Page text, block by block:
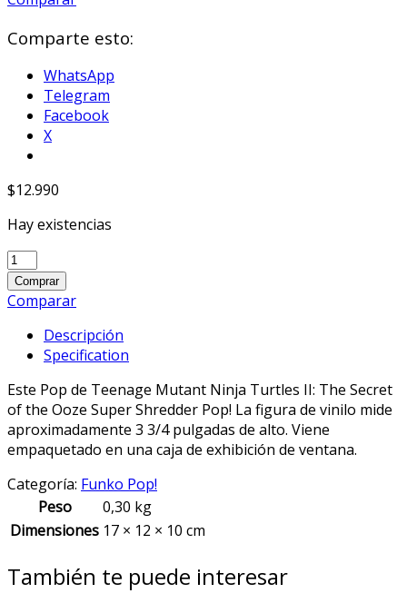
Comparte esto:
WhatsApp
Telegram
Facebook
X
$12.990
Hay existencias
Funko
POP!
Teenage
Ninja
Turtles
Shredder
quantity
Comprar
Comparar
Descripción
Specification
Este Pop de Teenage Mutant Ninja Turtles II: The Secret
of the Ooze Super Shredder Pop! La figura de vinilo mide
aproximadamente 3 3/4 pulgadas de alto. Viene
empaquetado en una caja de exhibición de ventana.
Categoría: Funko Pop!
Peso
0,30 kg
Dimensiones 17 × 12 × 10 cm
También te puede interesar